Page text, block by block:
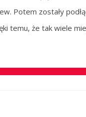
Potem zostały
temu, że tak wiele